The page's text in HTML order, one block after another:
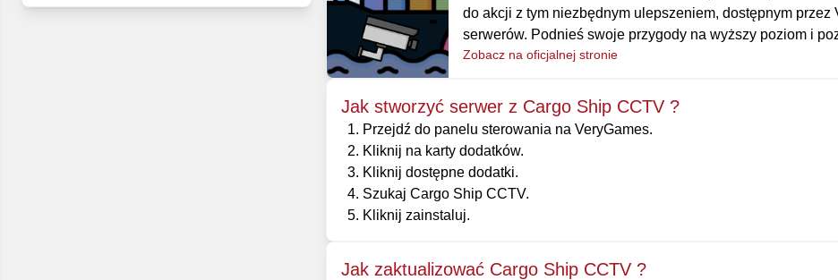
do akcji z tym niezbędnym ulepszeniem, dostępnym
serwerów. Podnieś swoje przygody na wyższy poziom i
Zobacz na oficjalnej stronie
Jak stworzyć serwer z Cargo Ship CCTV ?
Przejdź do panelu sterowania na VeryGames.
Kliknij na karty dodatków.
Kliknij dostępne dodatki.
Szukaj Cargo Ship CCTV.
Kliknij zainstaluj.
Jak zaktualizować Cargo Ship CCTV ?